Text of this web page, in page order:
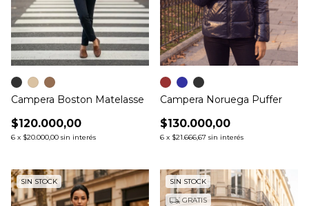
Campera Boston Matelasse
$120.000,00
6 x $20.000,00 sin interés
Campera Noruega Puffer
$130.000,00
6 x $21.666,67 sin interés
SIN STOCK SIN STOCK
GRATIS